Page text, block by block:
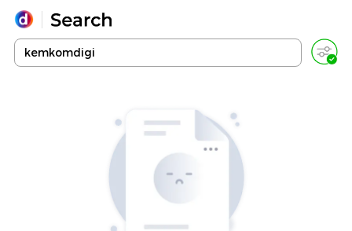
Yang sedang ramai dicari
Terakhir yang dicari